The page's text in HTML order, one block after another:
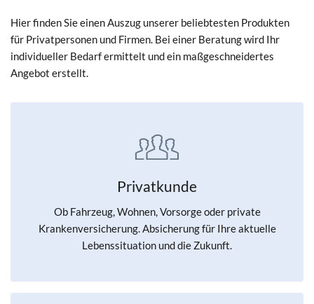
Hier finden Sie einen Auszug unserer beliebtesten Produkten
für Privatpersonen und Firmen. Bei einer Beratung wird Ihr
individueller Bedarf ermittelt und ein maßgeschneidertes
Angebot erstellt.
Privatkunde
Ob Fahrzeug, Wohnen, Vorsorge oder private
Krankenversicherung. Absicherung für Ihre aktuelle
Lebenssituation und die Zukunft.